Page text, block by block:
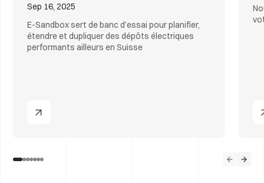
Sep 16, 2025
E-Sandbox sert de banc d’essai pour planifier,
étendre et dupliquer des dépôts électriques
performants ailleurs en Suisse